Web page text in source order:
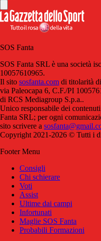
SOS Fanta
SOS Fanta SRL è una società
10057610965.
Il sito sosfanta.com di titolarità
via Paleocapa 6, C.F./PI
di RCS Mediagroup S.p.a..
Unico responsabile dei
Fanta SRL; per ogni
sito scrivere a
Copyright 2021-2026 © Tutti i
Footer Menu
Consigli
Chi schierare
Voti
Assist
Ultime dai campi
Infortunati
Maglie SOS Fanta
Probabili Formazioni